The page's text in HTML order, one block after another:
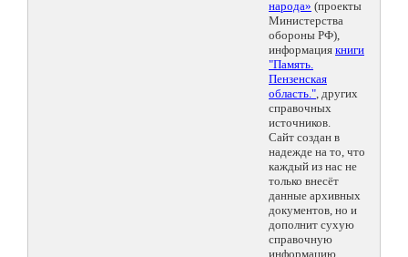
народа» (проекты
Министерства
обороны РФ),
информация книги
"Память.
Пензенская
область.", других
справочных
источников.
Сайт создан в
надежде на то, что
каждый из нас не
только внесёт
данные архивных
документов, но и
дополнит сухую
справочную
информацию